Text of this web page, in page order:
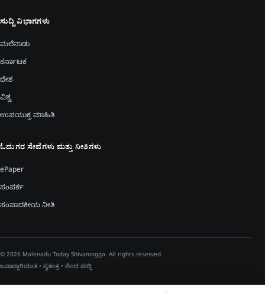
ಸುದ್ದಿ ವಿಭಾಗಗಳು
ಮಲೆನಾಡು
ಕರ್ನಾಟಕ
ದೇಶ
ವಿಶ್ವ
ಉಪಯುಕ್ತ ಮಾಹಿತಿ
ಓದುಗರ ಸೇವೆಗಳು ಮತ್ತು ನೀತಿಗಳು
ePaper
ಸಂಪರ್ಕ
ಸಂಪಾದಕೀಯ ನೀತಿ
© 2026 Malenadu Today Shivamogga. All rights reserved.
ಜವಾಬ್ದಾರಿಯುತ • ಸ್ವತಂತ್ರ • ನೆಲದ ಸುದ್ದಿ